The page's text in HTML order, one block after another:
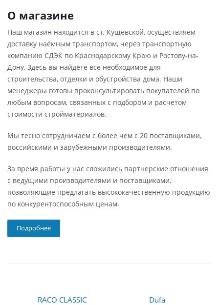
О магазине
Наш магазин находится в ст. Кущевской, осуществляем
доставку наёмным транспортом, через транспортную
компанию СДЭК по Краснодарскому Краю и Ростову-на-
Дону. Здесь вы найдете все необходимое для
строительства, отделки и обустройства дома. Наши
менеджеры готовы проконсультировать покупателей по
любым вопросам, связанных с подбором и расчетом
стоимости стройматериалов.
Мы тесно сотрудничаем с более чем с 20 поставщиками,
российскими и зарубежными производителями.
За время работы у нас сложились партнерские отношения
с ведущими производителями и поставщиками,
позволяющие предлагать высококачественную продукцию
по конкурентоспособным ценам.
Подробнее
RACO CLASSIC Dufa